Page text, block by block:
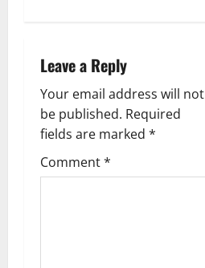
g
a
t
i
Leave a Reply
Your email address will not
be published. Required
fields are marked *
Comment*